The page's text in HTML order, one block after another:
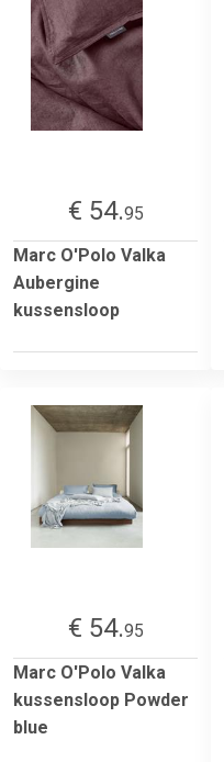
€ 54.95
Marc O'Polo Valka
Aubergine
kussensloop
€ 54.95
Marc O'Polo Valka
kussensloop Powder
blue